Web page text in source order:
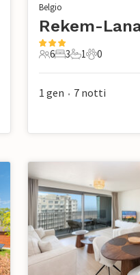
Belgio
Rekem-
6 Ospiti
6
3 Camere da letto
3
1 Bagno
1
0 Animali
0
1 gen • 7 notti